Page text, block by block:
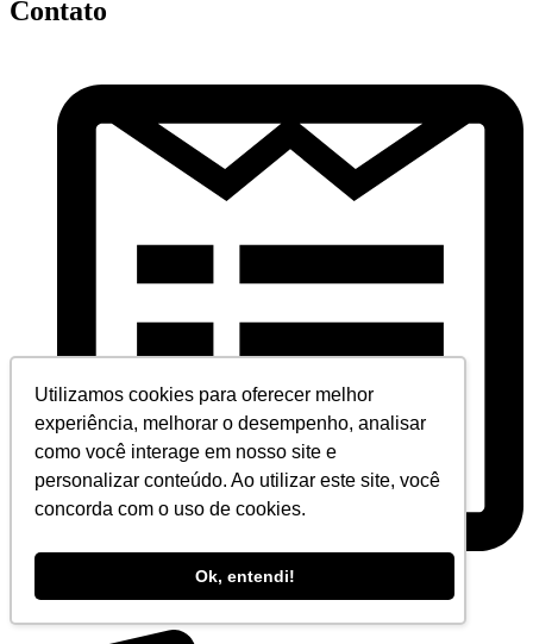
Utilizamos cookies para oferecer melhor
experiência, melhorar o desempenho, analisar
como você interage em nosso site e
personalizar conteúdo. Ao utilizar este site, você
concorda com o uso de cookies.
Ok, entendi!
Contato
Fale conosco